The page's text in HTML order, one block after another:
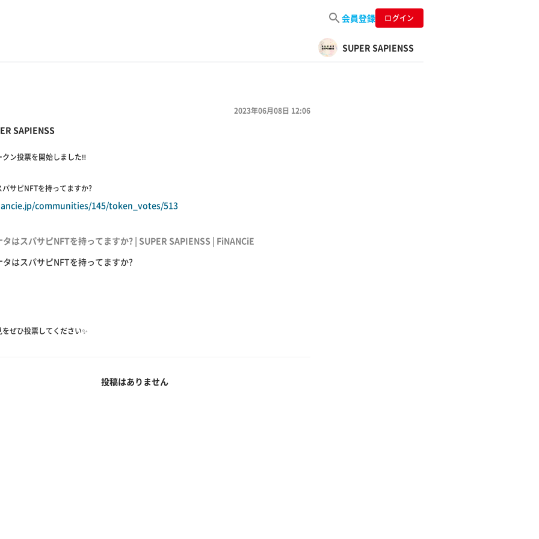
会員登録 ログイン
SUPER SAPIENSS
SAPIENSS
2023年06月08日 12:06
クン投票を開始しました‼️
サピNFTを持ってますか?
communities/145/token_votes/513
タはスパサピNFTを持ってますか? | SUPER SAPIENSS | FiNANCiE
タはスパサピNFTを持ってますか?
ぜひ投票してください✨
投稿はありません